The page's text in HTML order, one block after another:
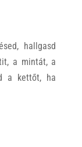
hallgasd
a mintát, a
a kettőt, ha